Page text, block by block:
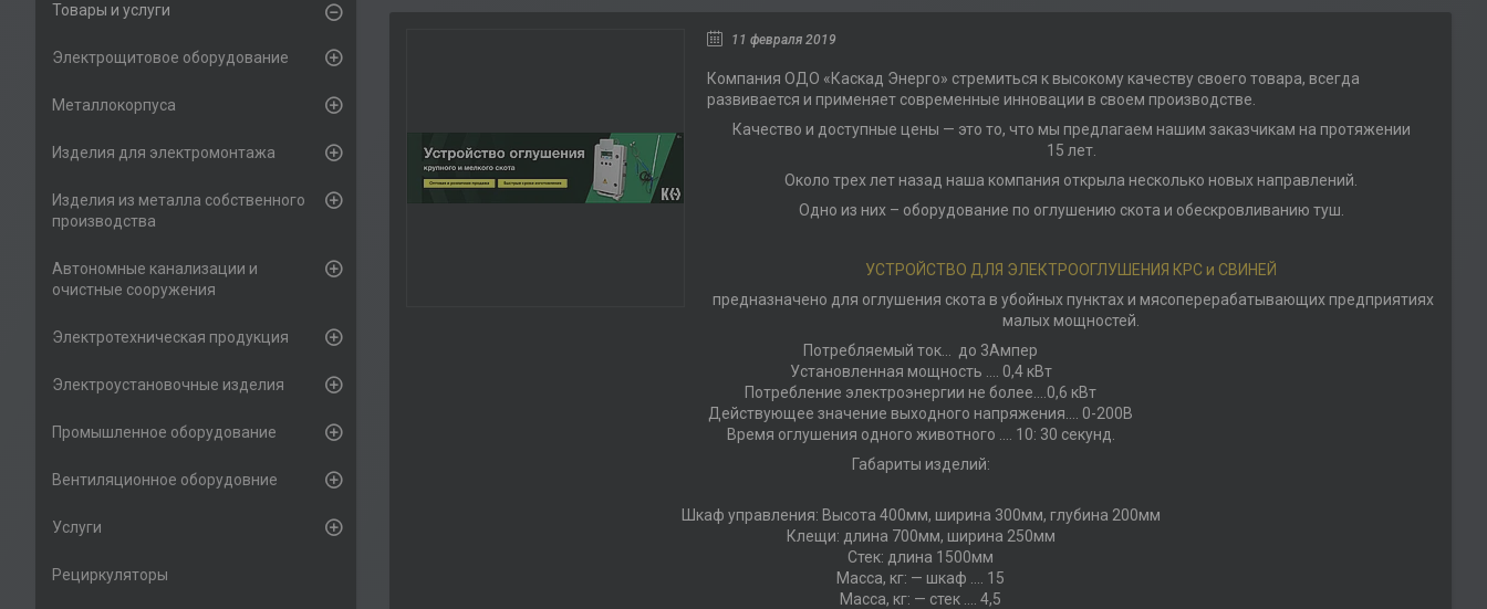
11 февраля 2019
Компания ОДО «Каскад Энерго» стремиться к высокому качеству своего товара, всегда
развивается и применяет современные инновации в своем производстве.
Качество и доступные цены — это то, что мы предлагаем нашим заказчикам на протяжении
15 лет.
Около трех лет назад наша компания открыла несколько новых направлений.
Одно из них – оборудование по оглушению скота и обескровливанию туш.
УСТРОЙСТВО ДЛЯ ЭЛЕКТРООГЛУШЕНИЯ КРС и СВИНЕЙ
предназначено для оглушения скота в убойных пунктах и мясоперерабатывающих предприятиях
малых мощностей.
Потребляемый ток… до 3Ампер
Установленная мощность …. 0,4 кВт
Потребление электроэнергии не более….0,6 кВт
Действующее значение выходного напряжения…. 0-200В
Время оглушения одного животного …. 10: 30 секунд.
Габариты изделий:
Шкаф управления: Высота 400мм, ширина 300мм, глубина 200мм
Клещи: длина 700мм, ширина 250мм
Стек: длина 1500мм
Масса, кг: — шкаф …. 15
Масса, кг: — стек …. 4,5
Товары и услуги
Электрощитовое оборудование
Металлокорпуса
Изделия для электромонтажа
Изделия из металла собственного
производства
Автономные канализации и
очистные сооружения
Электротехническая продукция
Электроустановочные изделия
Промышленное оборудование
Вентиляционное оборудовние
Услуги
Рециркуляторы